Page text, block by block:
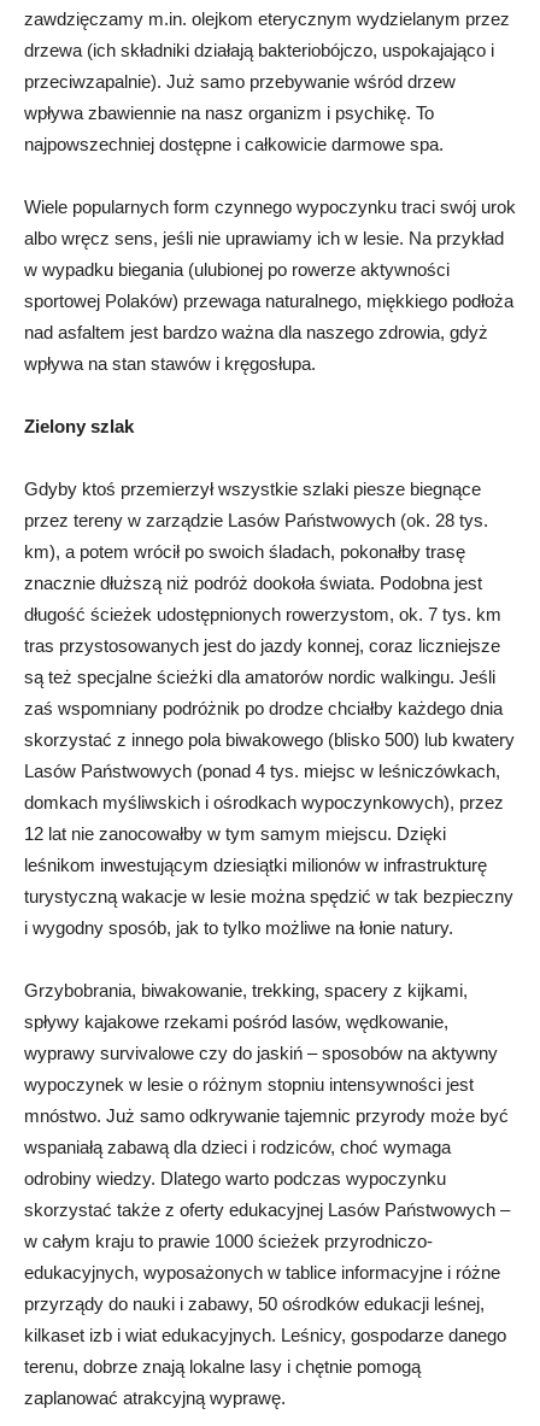
zawdzięczamy m.in. olejkom eterycznym wydzielanym przez
drzewa (ich składniki działają bakteriobójczo, uspokajająco i
przeciwzapalnie). Już samo przebywanie wśród drzew
wpływa zbawiennie na nasz organizm i psychikę. To
najpowszechniej dostępne i całkowicie darmowe spa.
Wiele popularnych form czynnego wypoczynku traci swój urok
albo wręcz sens, jeśli nie uprawiamy ich w lesie. Na przykład
w wypadku biegania (ulubionej po rowerze aktywności
sportowej Polaków) przewaga naturalnego, miękkiego podłoża
nad asfaltem jest bardzo ważna dla naszego zdrowia, gdyż
wpływa na stan stawów i kręgosłupa.
Zielony szlak
Gdyby ktoś przemierzył wszystkie szlaki piesze biegnące
przez tereny w zarządzie Lasów Państwowych (ok. 28 tys.
km), a potem wrócił po swoich śladach, pokonałby trasę
znacznie dłuższą niż podróż dookoła świata. Podobna jest
długość ścieżek udostępnionych rowerzystom, ok. 7 tys. km
tras przystosowanych jest do jazdy konnej, coraz liczniejsze
są też specjalne ścieżki dla amatorów nordic walkingu. Jeśli
zaś wspomniany podróżnik po drodze chciałby każdego dnia
skorzystać z innego pola biwakowego (blisko 500) lub kwatery
Lasów Państwowych (ponad 4 tys. miejsc w leśniczówkach,
domkach myśliwskich i ośrodkach wypoczynkowych), przez
12 lat nie zanocowałby w tym samym miejscu. Dzięki
leśnikom inwestującym dziesiątki milionów w infrastrukturę
turystyczną wakacje w lesie można spędzić w tak bezpieczny
i wygodny sposób, jak to tylko możliwe na łonie natury.
Grzybobrania, biwakowanie, trekking, spacery z kijkami,
spływy kajakowe rzekami pośród lasów, wędkowanie,
wyprawy survivalowe czy do jaskiń – sposobów na aktywny
wypoczynek w lesie o różnym stopniu intensywności jest
mnóstwo. Już samo odkrywanie tajemnic przyrody może być
wspaniałą zabawą dla dzieci i rodziców, choć wymaga
odrobiny wiedzy. Dlatego warto podczas wypoczynku
skorzystać także z oferty edukacyjnej Lasów Państwowych –
w całym kraju to prawie 1000 ścieżek przyrodniczo-
edukacyjnych, wyposażonych w tablice informacyjne i różne
przyrządy do nauki i zabawy, 50 ośrodków edukacji leśnej,
kilkaset izb i wiat edukacyjnych. Leśnicy, gospodarze danego
terenu, dobrze znają lokalne lasy i chętnie pomogą
zaplanować atrakcyjną wyprawę.